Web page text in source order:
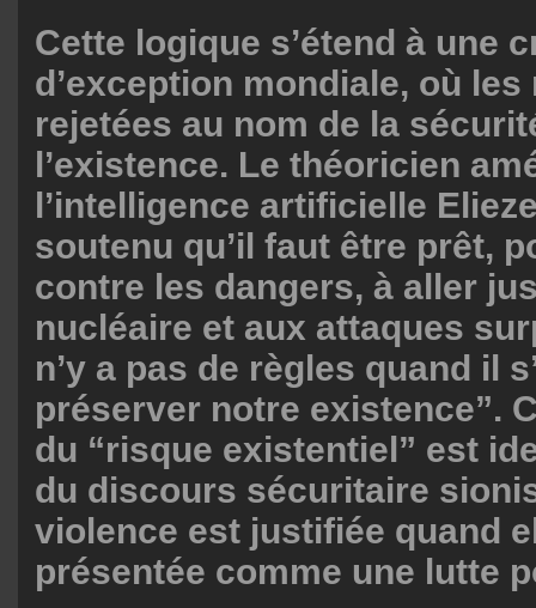
Cette logique s’étend à une
d’exception mondiale, où
rejetées au nom de la
l’existence. Le théoricien
l’intelligence artificielle
soutenu qu’il faut être prêt,
contre les dangers, à aller
nucléaire et aux attaques
n’y a pas de règles quand il
préserver notre existence”.
du “risque existentiel” est
du discours sécuritaire
violence est justifiée quand
présentée comme une lutte